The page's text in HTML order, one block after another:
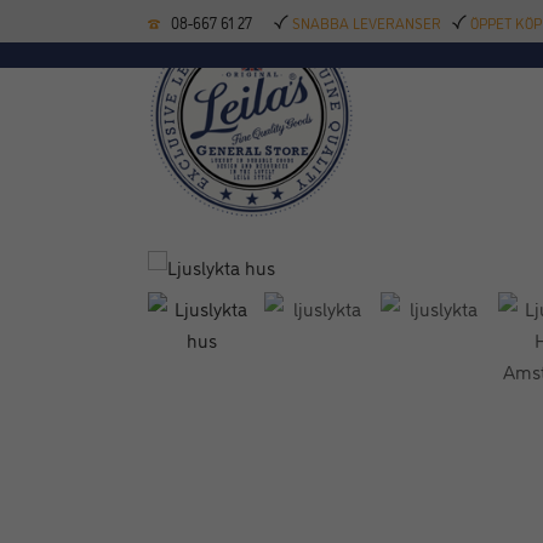
08-667 61 27 SNABBA LEVERANSER ÖPPET
KÖKSREDSKAP